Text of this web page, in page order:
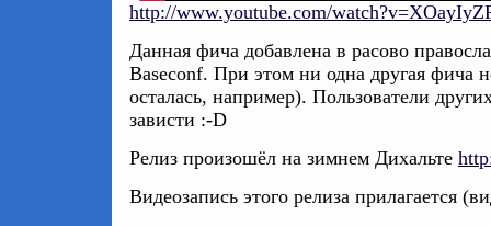
http://www.youtube.com/
Данная фича добавлена в расово
Baseconf. При этом ни одна другая фича
осталась, например). Пользователи
зависти :-D
Релиз произошёл на зимнем Дихальте
Видеозапись этого релиза прилагается